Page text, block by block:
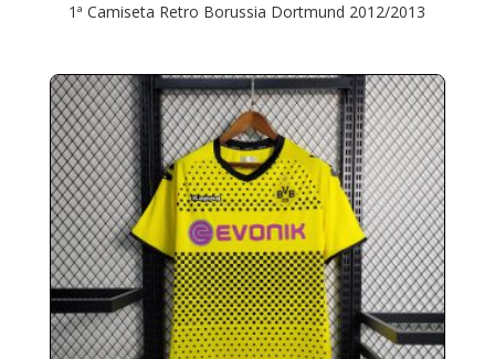
1ª Camiseta Retro Borussia Dortmund 2012/2013